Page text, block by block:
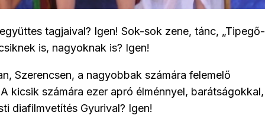
tagjaival? Igen! Sok-sok zene, tánc, „Tipegő-
is, nagyoknak is? Igen!
Szerencsen, a nagyobbak számára felemelő
kicsik számára ezer apró élménnyel, barátságokkal,
diafilmvetítés Gyurival? Igen!